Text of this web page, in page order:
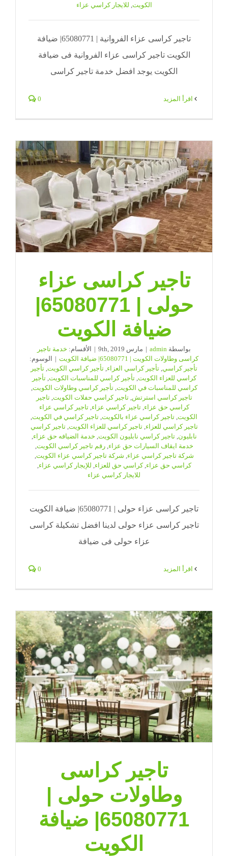
الكويت, للايجار كراسي عزاء
تاجير كراسى عزاء الفروانية | 65080771| ضيافة
الكويت تاجير كراسى عزاء الفروانية فى ضيافة
الكويت يوجد افضل خدمة تاجير كراسى
0
تاجير كراسى عزاء
حولى | 65080771|
ضيافة الكويت
بواسطة admin
| مارس 9th, 2019 | الأقسام: خدمة تاجير
كراسى وطاولات الكويت | 65080771| ضيافة الكويت
|
الوسوم:
تأجير كراسي تأجير كراسي العزاء تأجير كراسي الكويت تأجير
كراسي للعزاء الكويت ,تأجير كراسي للمناسبات الكويت ,تأجير
كراسي للمناسبات في الكويت ,تأجير كراسي وطاولات الكويت
تاجير كراسي استرتش ,تاجير كراسي حفلات الكويت ,تاجير
كراسي حق عزاء ,تاجير كراسي عزاء ,تاجير كراسي عزاء
الكويت تاجير كراسي عزاء بالكويت تاجير كراسي في الكويت
تاجير كراسي للعزاء ,تاجير كراسي للعزاء الكويت ,تاجير كراسي
نابليون ,تاجير كراسي نابليون الكويت خدمة الضيافه حق عزاء
خدمة ايقاف السيارات حق عزاء ,رقم تاجير كراسي الكويت
شركة تاجير كراسي عزاء شركة تاجير كراسي عزاء الكويت
كراسي حق عزاء ,كراسي حق للعزاء للإيجار كراسي عزاء
للايجار كراسي عزاء
تاجير كراسى عزاء حولى | 65080771| ضيافة الكويت
تاجير كراسى عزاء حولى لدينا افضل تشكيلة كراسى
عزاء حولى فى ضيافة
0
تاجير كراسى
وطاولات حولى |
65080771| ضيافة
الكويت